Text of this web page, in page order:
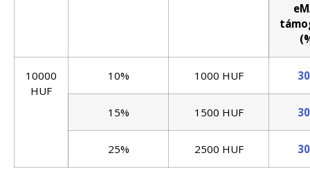
10000
HUF
10% 1000 HUF
15% 1500 HUF
25% 2500 HUF